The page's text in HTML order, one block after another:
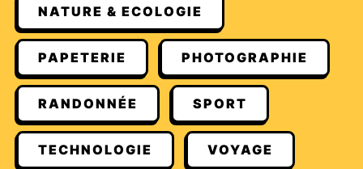
NATURE & ECOLOGIE
PAPETERIE PHOTOGRAPHIE
RANDONNÉE SPORT
TECHNOLOGIE VOYAGE